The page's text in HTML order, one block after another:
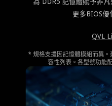
更多BIOS優
QVL
* 規格支援因記憶體模組而異
容性列表。各型號功能